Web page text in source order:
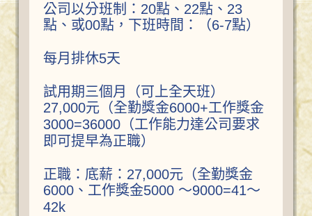
公司以分班制：20點、22點、23
點、或00點，下班時間：（6-7點）
每月排休5天
試用期三個月（可上全天班）
27,000元（全勤獎金6000+工作獎金
3000=36000（工作能力達公司要求
即可提早為正職）
正職：底薪：27,000元（全勤獎金
6000、工作獎金5000 ～9000=41～
42k